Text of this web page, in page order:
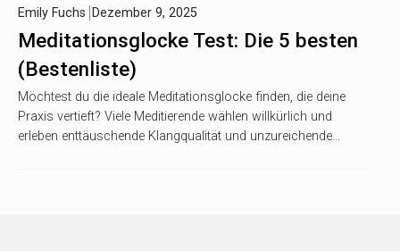
Meditationsglocke Test: Die 5 besten
(Bestenliste)
Emily Fuchs Dezember 9, 2025
Möchtest du die ideale Meditationsglocke finden, die deine
Praxis vertieft? Viele Meditierende wählen willkürlich und
erleben enttäuschende Klangqualität und unzureichende…